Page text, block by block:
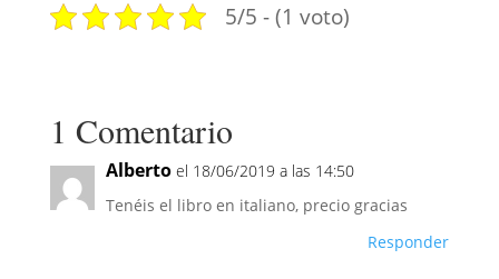
5/5 - (1 voto)
1 Comentario
Alberto el 18/06/2019 a las 14:50
Tenéis el libro en italiano, precio gracias
Responder